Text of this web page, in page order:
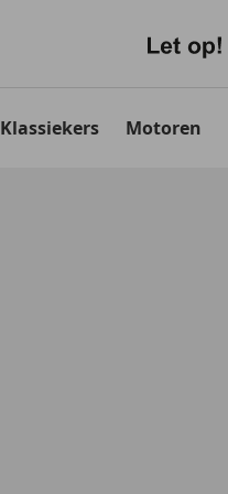
Klassiekers Motoren